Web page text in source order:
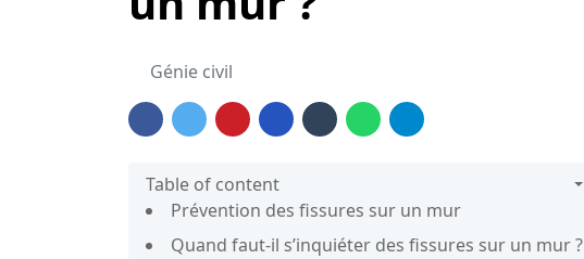
Génie civil
Table of content
Prévention des fissures sur un mur
Quand faut-il s’inquiéter des fissures sur un mur ?